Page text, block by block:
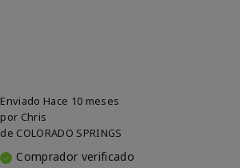
Enviado Hace 10 meses
por Chris
de COLORADO SPRINGS
Comprador verificado